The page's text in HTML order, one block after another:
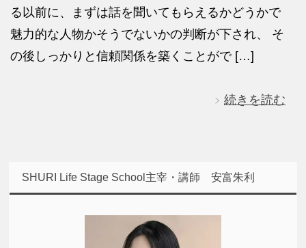
る以前に、まずは話を聞いてもらえるかどうかで
魅力的な人物かそうでないかの判断が下され、 そ
の後しっかりと信頼関係を築くことがで […]
続きを読む
SHURI Life Stage School主宰・講師 安富朱利